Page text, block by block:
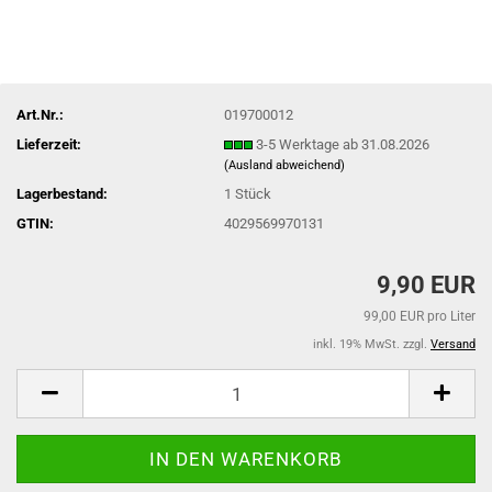
Art.Nr.:
019700012
Lieferzeit:
3-5 Werktage ab 31.08.2026
(Ausland abweichend)
Lagerbestand: 1Stück
GTIN:
4029569970131
9,90 EUR
99,00 EUR pro Liter
inkl. 19% MwSt. zzgl. Versand